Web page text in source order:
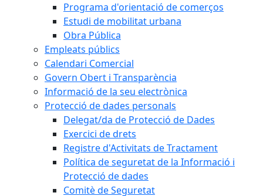
Programa d'orientació de comerços
Estudi de mobilitat urbana
Obra Pública
Empleats públics
Calendari Comercial
Govern Obert i Transparència
Informació de la seu electrònica
Protecció de dades personals
Delegat/da de Protecció de Dades
Exercici de drets
Registre d'Activitats de Tractament
Política de seguretat de la Informació i
Protecció de dades
Comitè de Seguretat